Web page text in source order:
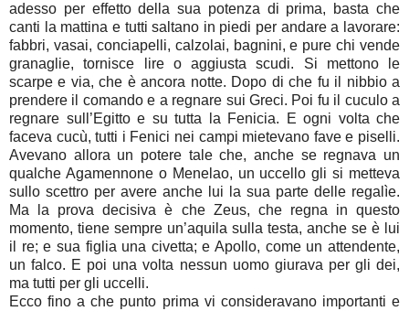
adesso per effetto della sua potenza di prima, basta che
canti la mattina e tutti saltano in piedi per andare a lavorare:
fabbri, vasai, conciapelli, calzolai, bagnini, e pure chi vende
granaglie, tornisce lire o aggiusta scudi. Si mettono le
scarpe e via, che è ancora notte. Dopo di che fu il nibbio a
prendere il comando e a regnare sui Greci. Poi fu il cuculo a
regnare sull’Egitto e su tutta la Fenicia. E ogni volta che
faceva cucù, tutti i Fenici nei campi mietevano fave e piselli.
Avevano allora un potere tale che, anche se regnava un
qualche Agamennone o Menelao, un uccello gli si metteva
sullo scettro per avere anche lui la sua parte delle regalìe.
Ma la prova decisiva è che Zeus, che regna in questo
momento, tiene sempre un’aquila sulla testa, anche se è lui
il re; e sua figlia una civetta; e Apollo, come un attendente,
un falco. E poi una volta nessun uomo giurava per gli dei,
ma tutti per gli uccelli.
Ecco fino a che punto prima vi consideravano importanti e